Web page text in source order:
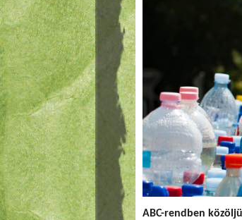
ABC-rendben